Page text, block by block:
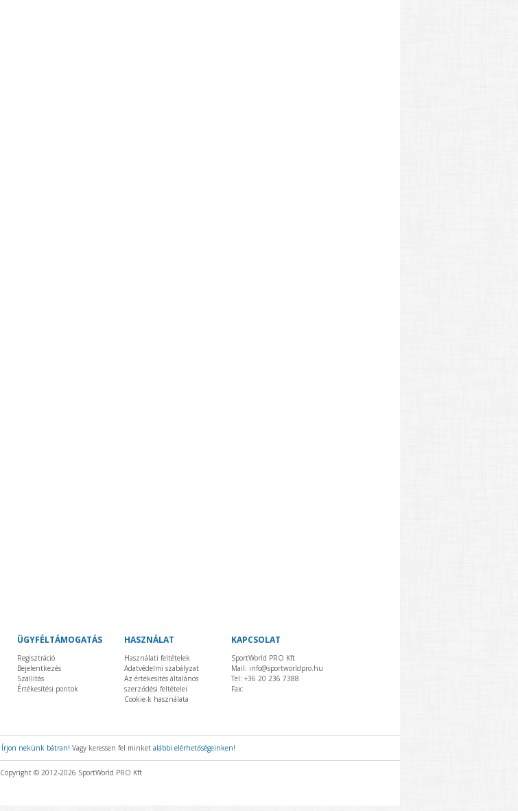
ÜGYFÉLTÁMOGATÁS
Regisztráció
Bejelentkezés
Szállítás
Értékesítési pontok
HASZNÁLAT
Használati feltételek
Adatvédelmi szabályzat
Az értékesítés általános
szerződési feltételei
Cookie-k használata
KAPCSOLAT
SportWorld PRO Kft
Mail: info@sportworldpro.hu
Tel: +36 20 236 7388
Fax:
Írjon nekünk bátran! Vagy keressen fel minket alábbi elérhetőségeinken!
Copyright © 2012-2026 SportWorld PRO Kft